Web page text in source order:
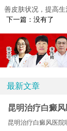
善皮肤状况，提高生
下一篇：没有了
最新文章
昆明治疗白癜
昆明治疗白癜风医